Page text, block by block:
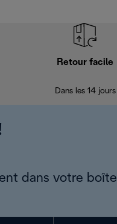
Retour facile
Dans les 14 jours
dans votre boîte